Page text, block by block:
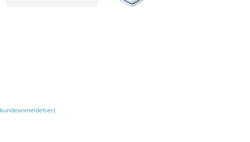
kundeanmeldelser)